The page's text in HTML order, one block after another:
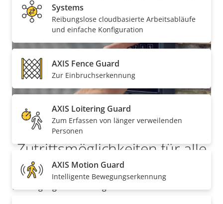
Einfache
Zutrittsmöglichkeiten für alle
AXIS A8207-VE MkII dient als Lesegerät für Karten
und Zugangscodes und gewährt Mitarbeitern und
Systems
Reibungslose cloudbasierte Arbeitsabläufe
und einfache Konfiguration
AXIS Fence Guard
Zur Einbruchserkennung
AXIS Loitering Guard
Zum Erfassen von länger verweilenden
Personen
AXIS Motion Guard
Intelligente Bewegungserkennung